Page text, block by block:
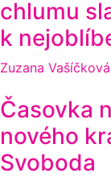
chlumu
k
Zuzana Vašíčková
Časovka
nového
Svoboda